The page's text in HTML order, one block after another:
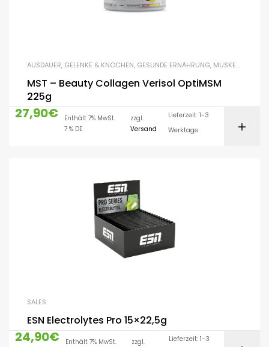
AUSDAUER, GELENKE & KNOCHEN, GESUNDE ERNÄHRUNG, MUSKELAUFBAU
MST – Beauty Collagen Verisol OptiMSM
225g
27,90€
Enthält 7% MwSt.
7 % DE
zzgl.
Versand
Lieferzeit: 1-3
Werktage
SALES
ESN Electrolytes Pro 15×22,5g
24,90€
Enthält 7% MwSt.
zzgl.
Lieferzeit: 1-3